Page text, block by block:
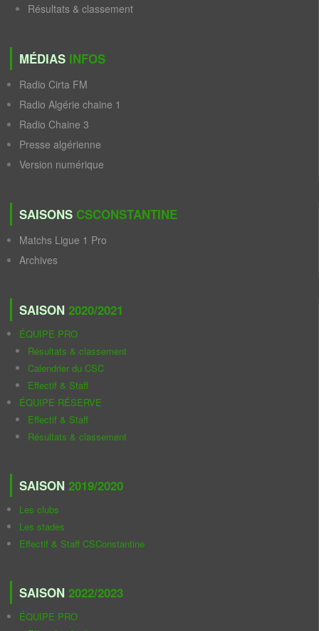
Résultats & classement
MÉDIAS INFOS
Radio Cirta FM
Radio Algérie chaine 1
Radio Chaine 3
Presse algérienne
Version numérique
SAISONS CSCONSTANTINE
Matchs Ligue 1 Pro
Archives
SAISON 2020/2021
ÉQUIPE PRO
Résultats & classement
Calendrier du CSC
Effectif & Staff
ÉQUIPE RÉSERVE
Effectif & Staff
Résultats & classement
SAISON 2019/2020
Les clubs
Les stades
Effectif & Staff CSConstantine
SAISON 2022/2023
ÉQUIPE PRO